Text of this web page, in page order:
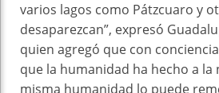
varios lagos como Pátzcuaro y
desaparezcan”, expresó
quien agregó que con
que la humanidad ha hecho a la
misma humanidad lo puede